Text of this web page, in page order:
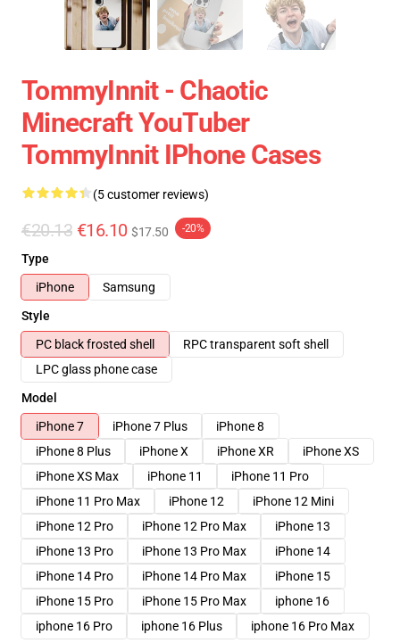
TommyInnit - Chaotic
Minecraft YouTuber
TommyInnit IPhone Cases
(5 customer reviews)
€20.13 €16.10 $17.50 -20%
Type
iPhone
Samsung
Style
PC black frosted shell
RPC transparent soft shell
LPC glass phone case
Model
iPhone 7
iPhone 7 Plus
iPhone 8
iPhone 8 Plus
iPhone X iPhone XR
iPhone XS
iPhone XS Max
iPhone 11
iPhone 11 Pro
iPhone 11 Pro Max
iPhone 12
iPhone 12 Mini
iPhone 12 Pro
iPhone 12 Pro Max
iPhone 13
iPhone 13 Pro
iPhone 13 Pro Max
iPhone 14
iPhone 14 Pro
iPhone 14 Pro Max
iPhone 15
iPhone 15 Pro
iPhone 15 Pro Max
iphone 16
iphone 16 Pro
iphone 16 Plus iphone 16 Pro Max